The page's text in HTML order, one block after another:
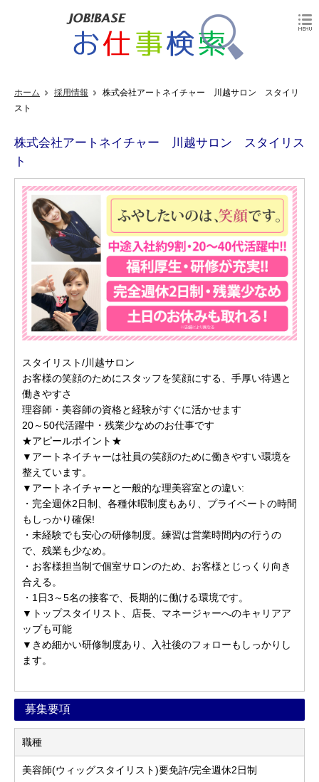
ホーム 採用情報
株式会社アートネイチャー 川越サロン スタイリ
スト
株式会社アートネイチャー 川越サロン スタイリス
ト
スタイリスト/川越サロン
お客様の笑顔のためにスタッフを笑顔にする、手厚い待遇と
働きやすさ
理容師・美容師の資格と経験がすぐに活かせます
20～50代活躍中・残業少なめのお仕事です
★アピールポイント★
▼アートネイチャーは社員の笑顔のために働きやすい環境を
整えています。
▼アートネイチャーと一般的な理美容室との違い:
・完全週休2日制、各種休暇制度もあり、プライベートの時間
もしっかり確保!
・未経験でも安心の研修制度。練習は営業時間内の行うの
で、残業も少なめ。
・お客様担当制で個室サロンのため、お客様とじっくり向き
合える。
・1日3～5名の接客で、長期的に働ける環境です。
▼トップスタイリスト、店長、マネージャーへのキャリアア
ップも可能
▼きめ細かい研修制度あり、入社後のフォローもしっかりし
ます。
募集要項
職種
美容師(ウィッグスタイリスト)要免許/完全週休2日制